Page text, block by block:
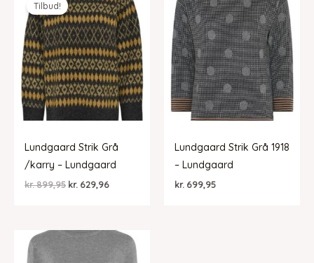
Tilbud!
Lundgaard Strik Grå
/karry – Lundgaard
kr.899,95 Den
kr. 899,95.
kr. 629,96Den
kr. 629,96.
Lundgaard Strik Grå 1918
– Lundgaard
kr. 699,95